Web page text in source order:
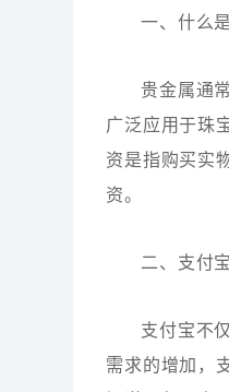
一、什么
贵金属通
广泛应用于珠
资是指购买实
资。
二、支付
支付宝不
需求的增加，